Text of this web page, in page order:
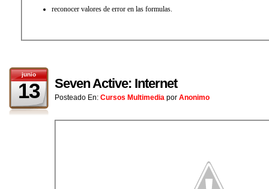
reconocer valores de error en las formulas.
junio
13 Seven Active: Internet
Posteado En: Cursos Multimedia por Anonimo